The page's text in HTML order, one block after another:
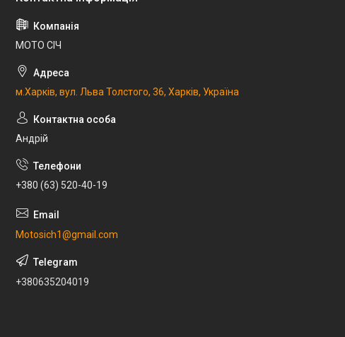
МОТО СІЧ
м.Харків, вул. Льва Толстого, 36, Харків, Україна
Андрій
+380 (63) 520-40-19
Motosich1@gmail.com
+380635204019